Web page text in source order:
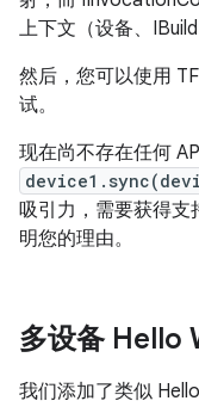
上下文（设备、
然后，您可以使用
试。
现在尚不存在任何
吸引力，需要获得支
明您的理由。
多设备 Hello
我们添加了类似